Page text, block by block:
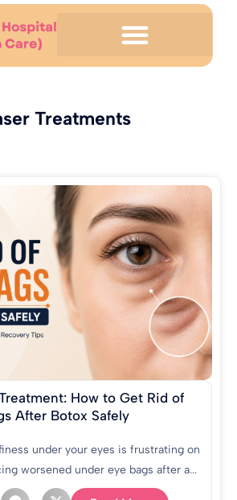
Treatments
How to Get Rid of
After Botox Safely
under your eyes is frustrating on
worsened under eye bags after a...